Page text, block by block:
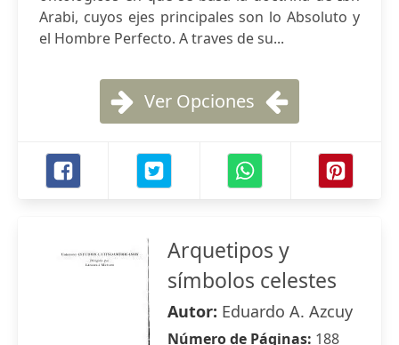
Arabi, cuyos ejes principales son lo Absoluto y
el Hombre Perfecto. A traves de su...
Ver Opciones
Arquetipos y
símbolos celestes
Autor: Eduardo A. Azcuy
Número de Páginas: 188